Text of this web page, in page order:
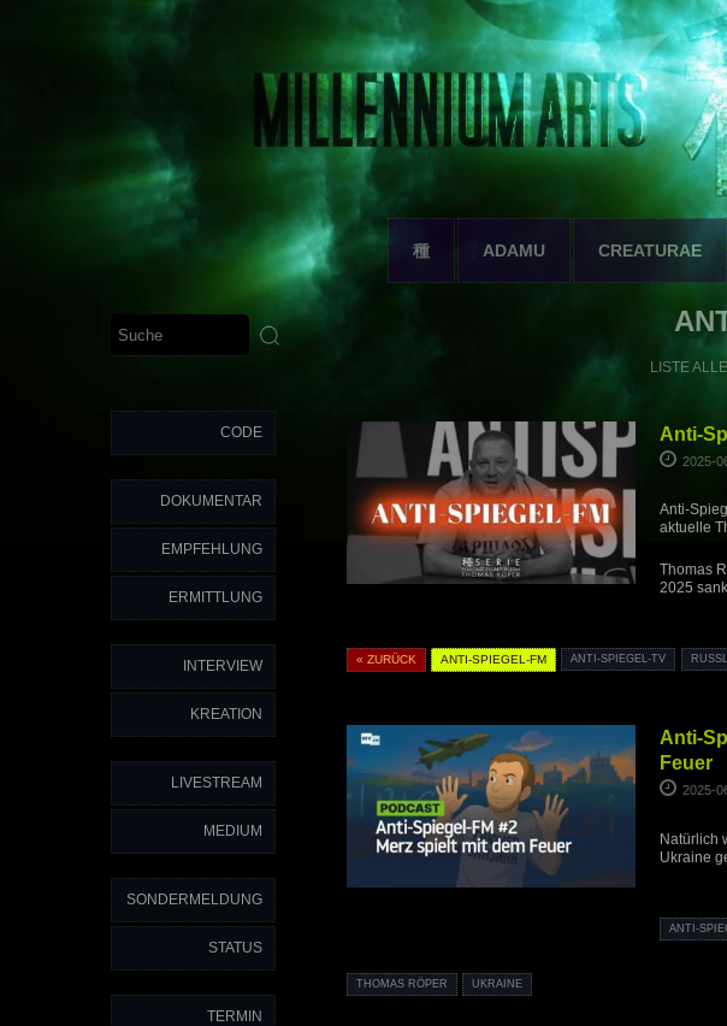
種 ADAMU CREATURAE
CODE
DOKUMENTAR
EMPFEHLUNG
ERMITTLUNG
INTERVIEW
KREATION
LIVESTREAM
MEDIUM
SONDERMELDUNG
STATUS
TERMIN
LISTE
Anti-
2025-
Anti-
aktuelle
Thomas
2025
« ZURÜCK ANTI-SPIEGEL-FM ANTI-SPIEGEL-TV
Anti-
Feuer
2025-
Natürlich
Ukraine
ANTI-
THOMAS RÖPER UKRAINE